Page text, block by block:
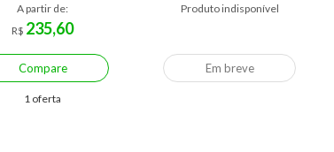
A partir de:
R$ 235,60
Compare
1 oferta
Produto indisponível
Em breve